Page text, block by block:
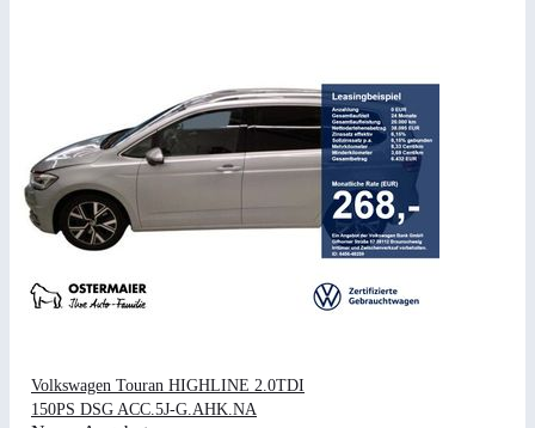
Volkswagen Touran HIGHLINE 2.0TDI
150PS DSG ACC.5J-G.AHK.NA